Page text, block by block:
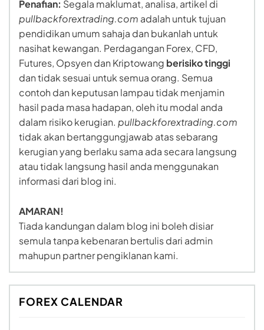
Penafian: Segala maklumat, analisa, artikel di
pullbackforextrading.com adalah untuk tujuan
pendidikan umum sahaja dan bukanlah untuk
nasihat kewangan. Perdagangan Forex, CFD,
Futures, Opsyen dan Kriptowang berisiko tinggi
dan tidak sesuai untuk semua orang. Semua
contoh dan keputusan lampau tidak menjamin
hasil pada masa hadapan, oleh itu modal anda
dalam risiko kerugian. pullbackforextrading.com
tidak akan bertanggungjawab atas sebarang
kerugian yang berlaku sama ada secara langsung
atau tidak langsung hasil anda menggunakan
informasi dari blog ini.
AMARAN!
Tiada kandungan dalam blog ini boleh disiar
semula tanpa kebenaran bertulis dari admin
mahupun partner pengiklanan kami.
FOREX CALENDAR